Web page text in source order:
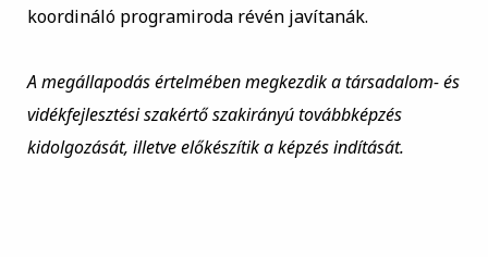
koordináló programiroda révén javítanák.
A megállapodás értelmében megkezdik a társadalom- és
vidékfejlesztési szakértő szakirányú továbbképzés
kidolgozását, illetve előkészítik a képzés indítását.